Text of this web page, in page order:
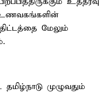
உணவகங்களின்
மேலும்
முழுவதும்